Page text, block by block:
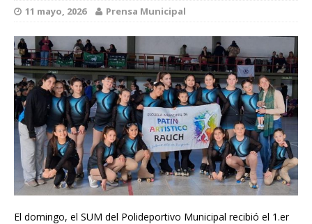
11 mayo, 2026 Prensa Municipal
El domingo, el SUM del Polideportivo Municipal recibió el 1.er